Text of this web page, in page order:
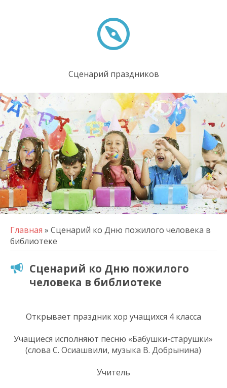
Сценарий праздников
Главная » Сценарий ко Дню пожилого человека в
библиотеке
Сценарий ко Дню пожилого
человека в библиотеке
Открывает праздник хор учащихся 4 класса
Учащиеся исполняют песню «Бабушки-старушки»
(слова С. Осиашвили, музыка В. Добрынина)
Учитель